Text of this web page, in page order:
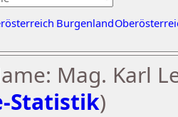
Burgenland
Mag. Karl
Statistik)